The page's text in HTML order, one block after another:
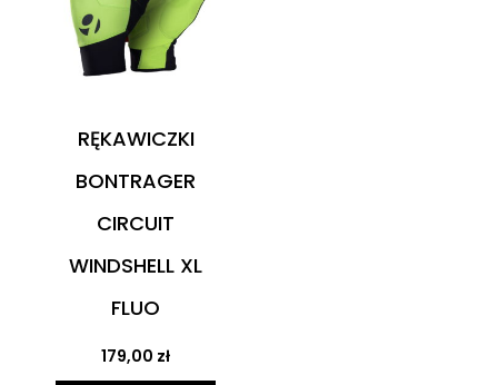
RĘKAWICZKI
BONTRAGER
CIRCUIT
WINDSHELL XL
FLUO
179,00 zł